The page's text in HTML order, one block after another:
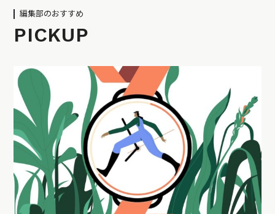
編集部のおすすめ
PICKUP